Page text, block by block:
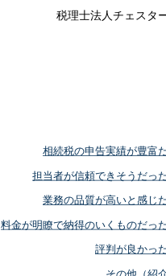
税理士法人チェスタ
相続税の申告実績が豊富
担当者が信頼できそうだっ
業務の品質が高いと感じ
料金が明瞭で納得のいくものだっ
評判が良かっ
その他（紹